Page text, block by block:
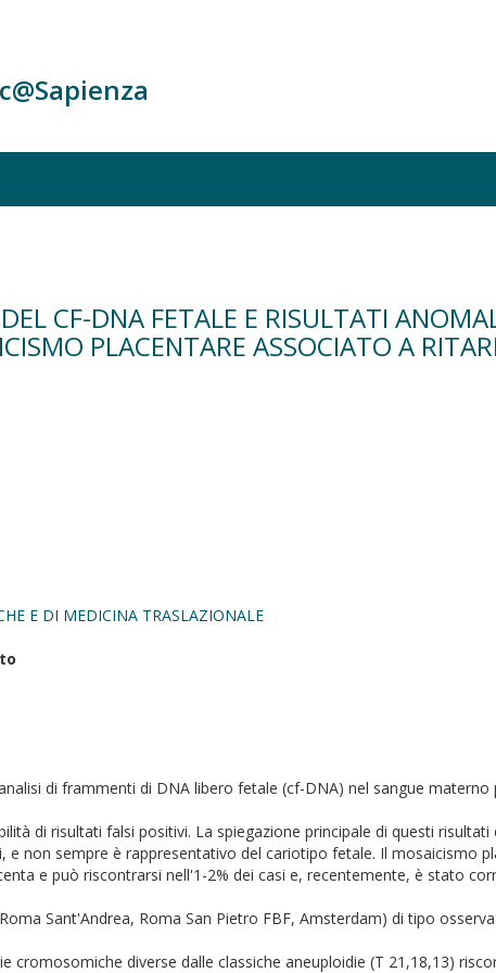
CF-DNA FETALE E RISULTATI
PLACENTARE ASSOCIATO A
E DI MEDICINA TRASLAZIONALE
di frammenti di DNA libero fetale (cf-DNA) nel sangue
di risultati falsi positivi. La spiegazione principale di questi
non sempre è rappresentativo del cariotipo fetale. Il mosaicismo
e può riscontrarsi nell'1-2% dei casi e, recentemente, è stato
Sant'Andrea, Roma San Pietro FBF, Amsterdam) di tipo
cromosomiche diverse dalle classiche aneuploidie (T 21,18,13)